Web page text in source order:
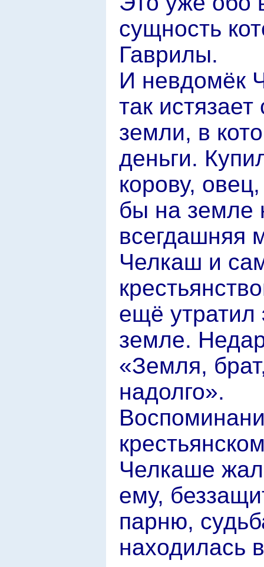
сущность
Гаврилы.
И невдомёк
так
земли, в
деньги.
корову,
бы на земле
всегдашняя
Челкаш и
ещё утратил
земле.
«Земля,
надолго».
Челкаше
ему,
парню,
находилась